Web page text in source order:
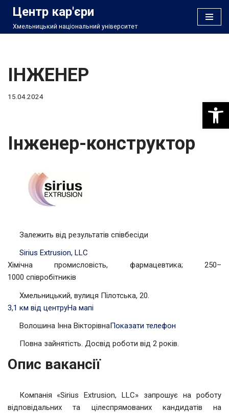
Перейти
Центр кар'єри
Хмельницький національний університет
ІНЖЕНЕР
15.04.2024
Інженер-конструктор
Залежить від результатів співбесіди
Sirius Extrusion, LLC
Хімічна промисловість, фармацевтика; 250–
1000 співробітників
Хмельницький, вулиця Пілотська, 20.
3,1 км від центруНа мапі
Волошина Інна ВікторівнаПоказати телефон
Повна зайнятість. Досвід роботи від 2 років.
Опис вакансії
Компанія «Sirius Extrusion, LLC» запрошує на роботу
відповідальних та цілеспрямованих кандидатів на